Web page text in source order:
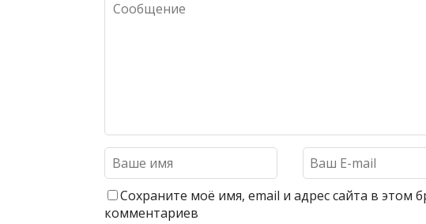
Сохраните моё имя, email и адрес сайта в этом
комментариев